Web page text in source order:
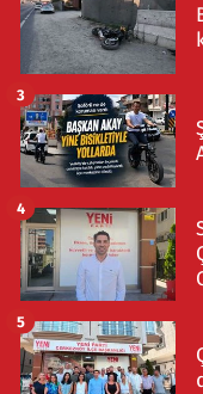
3
4
5